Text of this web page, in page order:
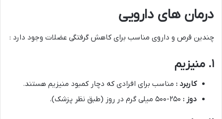
درمان های دارویی
چندین قرص و داروی مناسب برای کاهش گرفتگی عضلات وجود دارد :
۱. منیزیم
کاربرد : مناسب برای افرادی که دچار کمبود منیزیم هستند.
دوز : ۲۵۰-۵۰۰ میلی گرم در روز (طبق نظر پزشک).